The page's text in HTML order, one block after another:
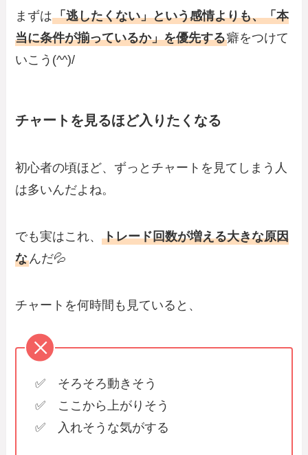
まずは「逃したくない」という感情よりも、「本
当に条件が揃っているか」を優先する癖をつけて
いこう(^^)/
チャートを見るほど入りたくなる
初心者の頃ほど、ずっとチャートを見てしまう人
は多いんだよね。
でも実はこれ、トレード回数が増える大きな原因
なんだ💦
チャートを何時間も見ていると、
✅ そろそろ動きそう
✅ ここから上がりそう
✅ 入れそうな気がする